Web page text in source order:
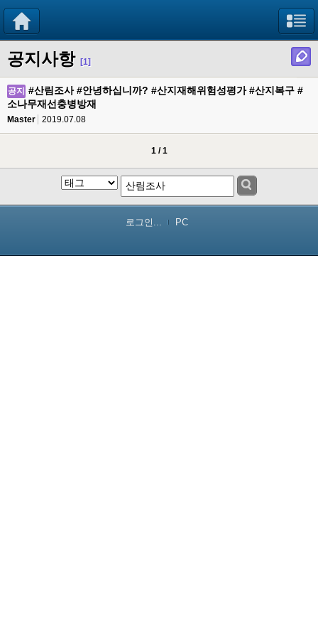
공지사항 [1]
공지
#산림조사 #안녕하십니까? #산지재해위험성평가 #산지복구 #
소나무재선충병방재
Master 2019.07.08
1 / 1
로그인... PC